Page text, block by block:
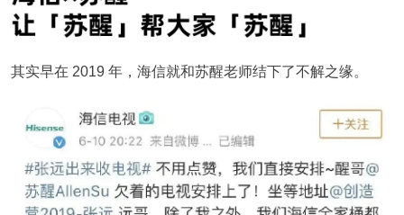
其实早在 2019 年，海信就和苏醒老师结下了不解之缘。